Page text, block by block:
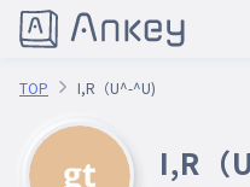
TOP I,R（U^-^U)
I,R（